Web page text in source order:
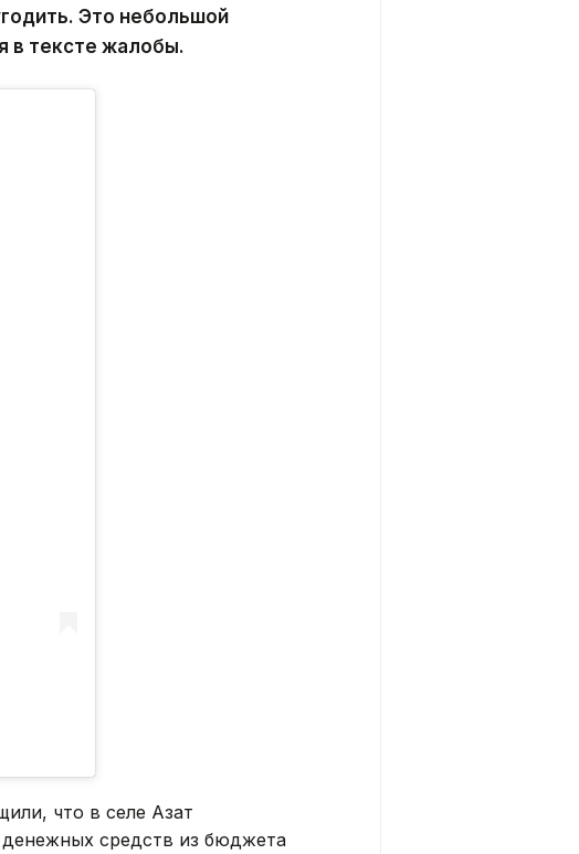
Это небольшой
в тексте жалобы.
что в селе Азат
денежных средств из бюджета